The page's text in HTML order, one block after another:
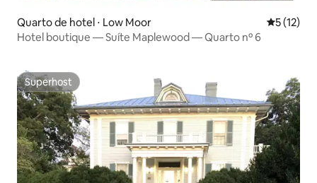
Quarto de hotel ⋅ Low Moor 5 de uma
5 (12)
Hotel boutique — Suíte Maplewood — Quarto nº 6
Superhost
Superhost